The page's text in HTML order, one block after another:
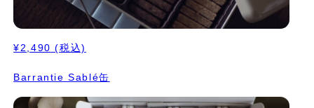
¥2,490 (税込)
Barrantie Sablé缶